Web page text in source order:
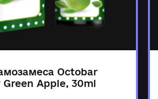
Octobar
Green Apple, 30ml